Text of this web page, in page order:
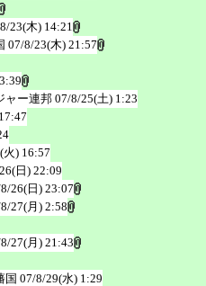
23(木) 14:21
07/8/23(木) 21:57
ャー連邦 07/8/25(土) 1:23
火) 16:57
日) 22:09
26(日) 23:07
27(月) 2:58
27(月) 21:43
国 07/8/29(水) 1:29